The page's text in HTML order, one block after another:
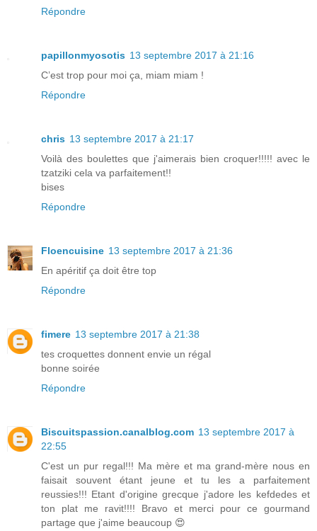
Répondre
papillonmyosotis 13 septembre 2017 à 21:16
C’est trop pour moi ça, miam miam !
Répondre
chris 13 septembre 2017 à 21:17
Voilà des boulettes que j'aimerais bien croquer!!!!! avec le
tzatziki cela va parfaitement!!
bises
Répondre
Floencuisine 13 septembre 2017 à 21:36
En apéritif ça doit être top
Répondre
fimere 13 septembre 2017 à 21:38
tes croquettes donnent envie un régal
bonne soirée
Répondre
Biscuitspassion.canalblog.com 13 septembre 2017 à
22:55
C'est un pur regal!!! Ma mère et ma grand-mère nous en
faisait souvent étant jeune et tu les a parfaitement
reussies!!! Etant d'origine grecque j'adore les kefdedes et
ton plat me ravit!!!! Bravo et merci pour ce gourmand
partage que j'aime beaucoup 😍